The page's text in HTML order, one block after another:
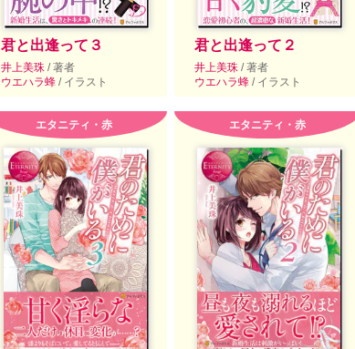
君と出逢って３
井上美珠 / 著者
ウエハラ蜂 / イラスト
君と出逢って２
井上美珠 / 著者
ウエハラ蜂 / イラスト
エタニティ・赤 エタニティ・赤